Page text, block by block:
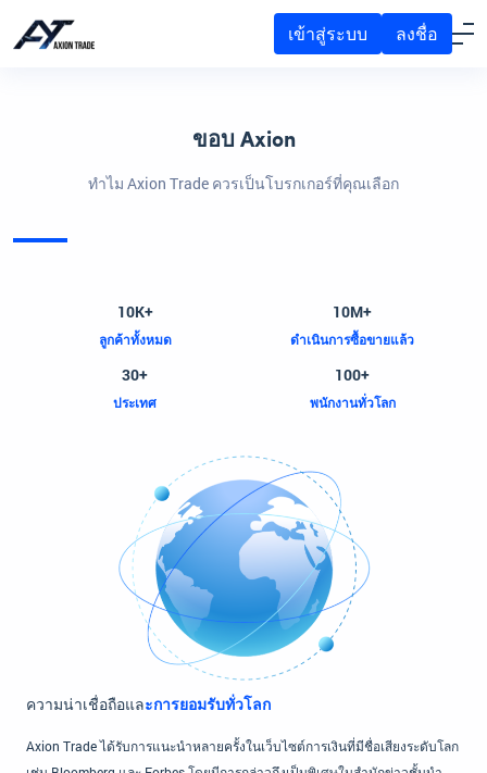
เข้าสู่ระบบ ลงชื่อ
ขอบ Axion
ทำไม Axion Trade ควรเป็นโบรกเกอร์ที่คุณเลือก
10K+
ลูกค้าทั้งหมด
10M+
ดำเนินการซื้อขายแล้ว
30+
ประเทศ
100+
พนักงานทั่วโลก
ความน่าเชื่อถือและการยอมรับทั่วโลก
Axion Trade ได้รับการแนะนำหลายครั้งในเว็บไซต์การเงินที่มีชื่อเสียงระดับโลก